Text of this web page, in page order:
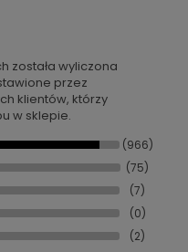
została wyliczona
przez
klientów, którzy
w sklepie.
(966)
(75)
(7)
(0)
(2)